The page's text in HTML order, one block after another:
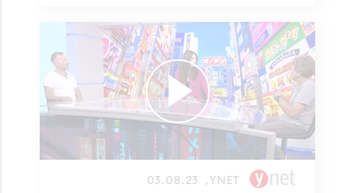
ynet,
03.08.23